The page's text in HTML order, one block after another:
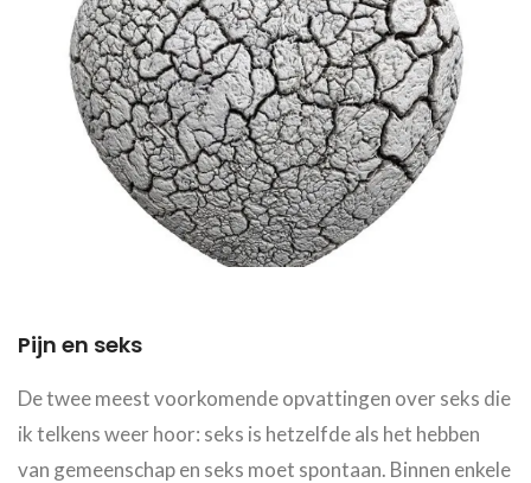
Pijn en seks
De twee meest voorkomende opvattingen over seks die
ik telkens weer hoor: seks is hetzelfde als het hebben
van gemeenschap en seks moet spontaan. Binnen enkele